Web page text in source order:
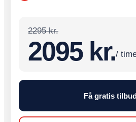
2295 kr.
2095 kr./
Få gratis